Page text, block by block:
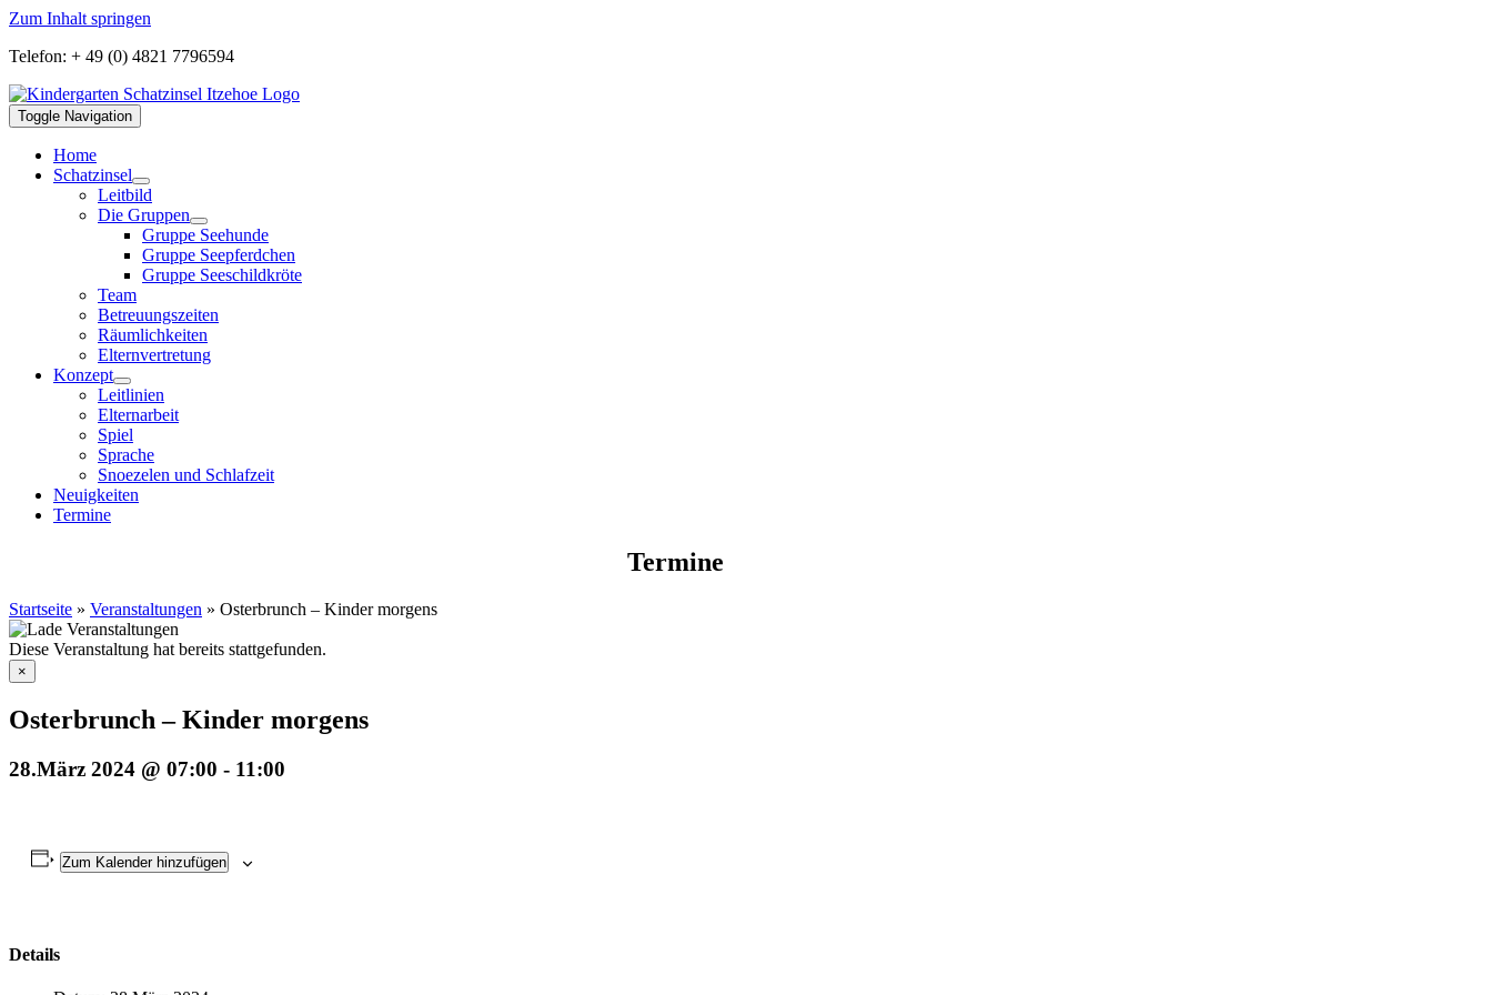
Zum Inhalt springen
Telefon: + 49 (0) 4821 7796594
Toggle Navigation
Home
Schatzinsel
Leitbild
Die Gruppen
Gruppe Seehunde
Gruppe Seepferdchen
Gruppe Seeschildkröte
Team
Betreuungszeiten
Räumlichkeiten
Elternvertretung
Konzept
Leitlinien
Elternarbeit
Spiel
Sprache
Snoezelen und Schlafzeit
Neuigkeiten
Termine
Termine
Startseite » Veranstaltungen » Osterbrunch – Kinder morgens
Diese Veranstaltung hat bereits stattgefunden.
×
Osterbrunch – Kinder morgens
28.März 2024 @ 07:00 - 11:00
Zum Kalender hinzufügen
Details